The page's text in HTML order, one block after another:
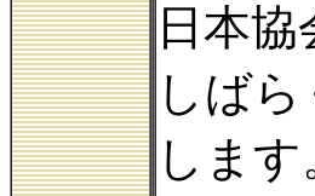
日本
しば
します